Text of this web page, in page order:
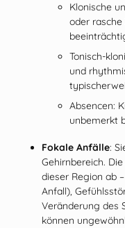
Klonische
oder
und
Absencen:
unbemerkt
Fokale Anfälle:
Gehirnbereich.
dieser Region ab
Anfall),
Veränderung des
können